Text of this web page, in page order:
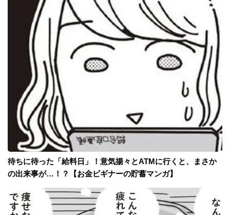
待ちに待った「給料日」！意気揚々とATMに行くと、まさか
の出来事が…！？【お金ビギナーの貯蓄マンガ】